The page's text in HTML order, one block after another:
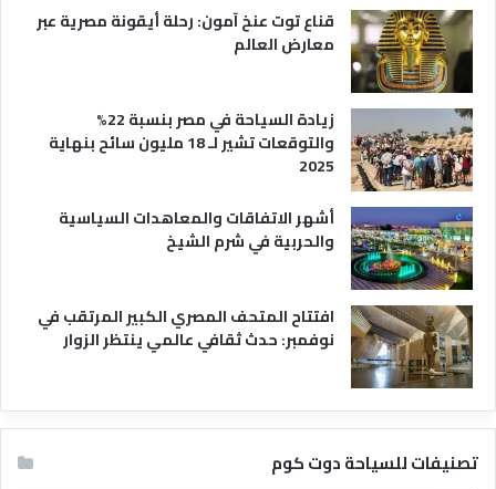
قناع توت عنخ آمون: رحلة أيقونة مصرية عبر
معارض العالم
زيادة السياحة في مصر بنسبة 22%
والتوقعات تشير لـ 18 مليون سائح بنهاية
2025
أشهر الاتفاقات والمعاهدات السياسية
والحربية في شرم الشيخ
افتتاح المتحف المصري الكبير المرتقب في
نوفمبر: حدث ثقافي عالمي ينتظر الزوار
تصنيفات للسياحة دوت كوم